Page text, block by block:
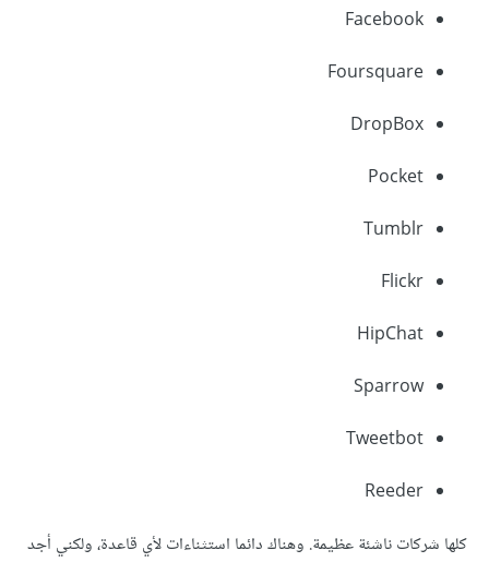
Facebook
Foursquare
DropBox
Pocket
Tumblr
Flickr
HipChat
Sparrow
Tweetbot
Reeder
كلها شركات ناشئة عظيمة. وهناك دائما استثناءات لأي قاعدة، ولكني أجد